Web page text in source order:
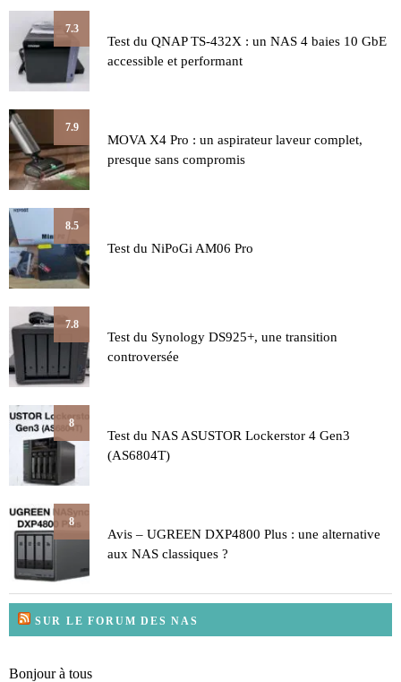
7.3
Test du QNAP TS-432X : un NAS 4 baies 10 GbE
accessible et performant
7.9
MOVA X4 Pro : un aspirateur laveur complet,
presque sans compromis
8.5
Test du NiPoGi AM06 Pro
7.8
Test du Synology DS925+, une transition
controversée
8
Test du NAS ASUSTOR Lockerstor 4 Gen3
(AS6804T)
8
Avis – UGREEN DXP4800 Plus : une alternative
aux NAS classiques ?
SUR LE FORUM DES NAS
Bonjour à tous